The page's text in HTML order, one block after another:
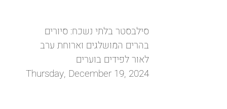
סילבסטר בלתי נשכח: סיורים
בהרים המושלגים וארוחת ערב
לאור לפידים בוערים
Thursday, December 19, 2024